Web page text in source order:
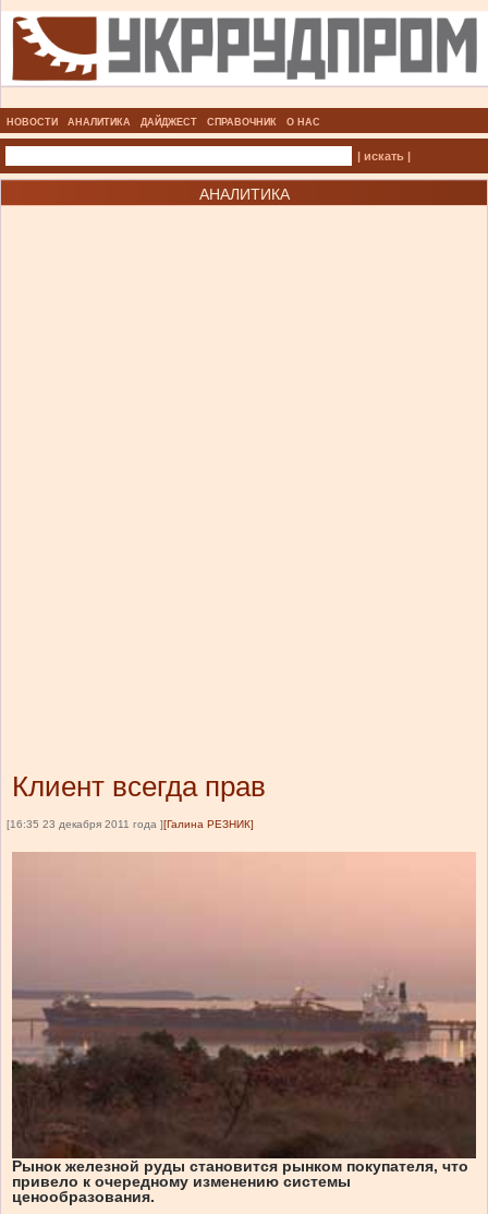
НОВОСТИ АНАЛИТИКА ДАЙДЖЕСТ СПРАВОЧНИК О НАС
| искать |
АНАЛИТИКА
Клиент всегда прав
[16:35 23 декабря 2011 года ] [Галина РЕЗНИК]
Рынок железной руды становится рынком покупателя, что
привело к очередному изменению системы
ценообразования.